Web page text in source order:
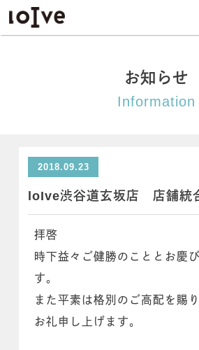
お知らせ
Information
2018.09.23
loIve渋谷道玄坂店 店舗統
拝啓
時下益々ご健勝のこととお慶
す。
また平素は格別のご高配を賜
お礼申し上げます。